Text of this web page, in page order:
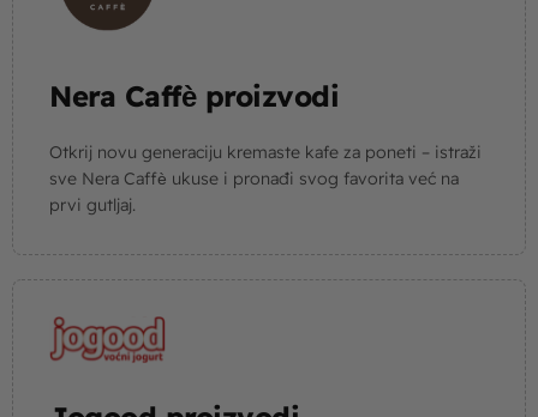
Nera Caffѐ proizvodi
Otkrij novu generaciju kremaste kafe za poneti – istraži
sve Nera Caffѐ ukuse i pronađi svog favorita već na
prvi gutljaj.